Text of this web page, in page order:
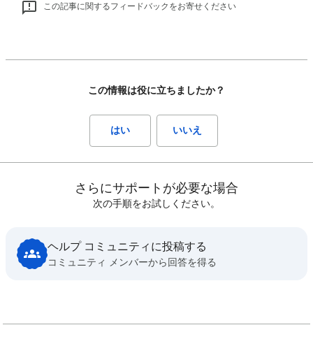
この記事に関するフィードバックをお寄せください
この情報は役に立ちましたか？
はい いいえ
さらにサポートが必要な場合
次の手順をお試しください。
ヘルプ コミュニティに投稿する
コミュニティ メンバーから回答を得る